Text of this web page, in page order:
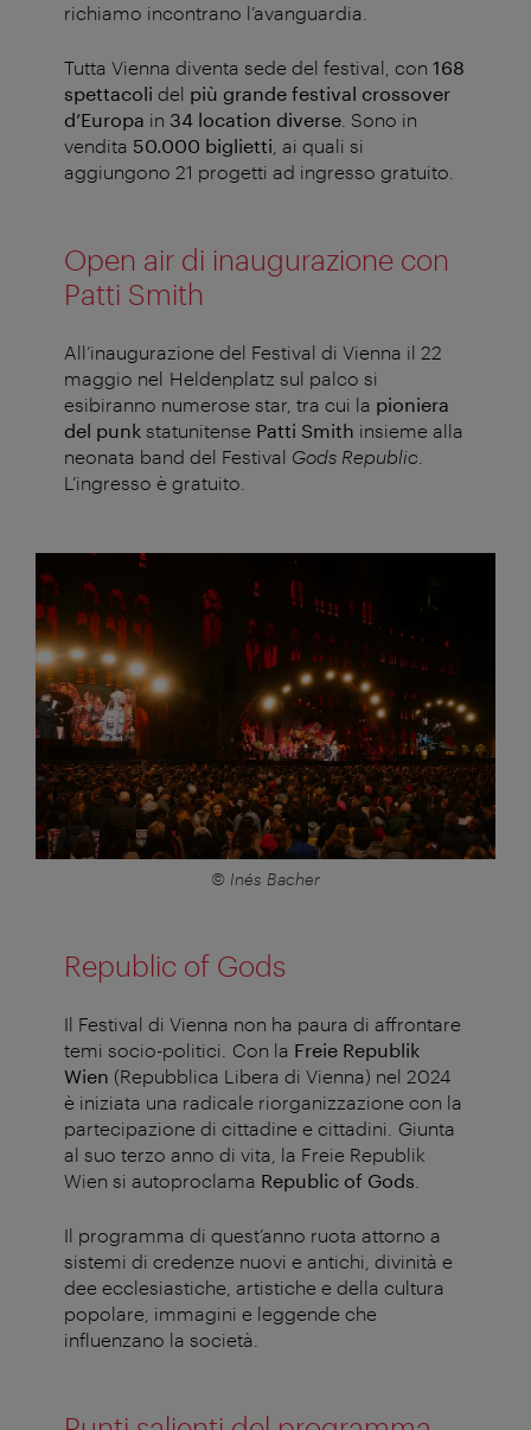
richiamo incontrano l’avanguardia.
Tutta Vienna diventa sede del festival, con 168
spettacoli del più grande festival crossover
d’Europa in 34 location diverse . Sono in
vendita 50.000 biglietti , ai quali si
aggiungono 21 progetti ad ingresso gratuito.
Open air di inaugurazione con
Patti Smith
All’inaugurazione del Festival di Vienna il 22
maggio nel Heldenplatz sul palco si
esibiranno numerose star, tra cui la pioniera
del punk statunitense Patti Smith insieme alla
neonata band del Festival Gods Republic
L’ingresso è gratuito.
© Inés Bacher
Republic of Gods
Il Festival di Vienna non ha paura di affrontare
temi socio-politici. Con la Freie Republik
Wien (Repubblica Libera di Vienna) nel 2024
è iniziata una radicale riorganizzazione con la
partecipazione di cittadine e cittadini. Giunta
al suo terzo anno di vita, la Freie Republik
Wien si autoproclama Republic of Gods
Il programma di quest’anno ruota attorno a
sistemi di credenze nuovi e antichi, divinità e
dee ecclesiastiche, artistiche e della cultura
popolare, immagini e leggende che
influenzano la società.